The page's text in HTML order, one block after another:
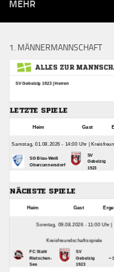
MEHR
1. MÄNNERMANNSCHAFT